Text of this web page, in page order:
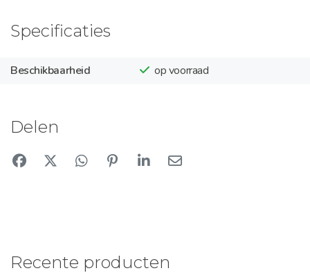
Specificaties
Beschikbaarheid op voorraad
Delen
Recente producten